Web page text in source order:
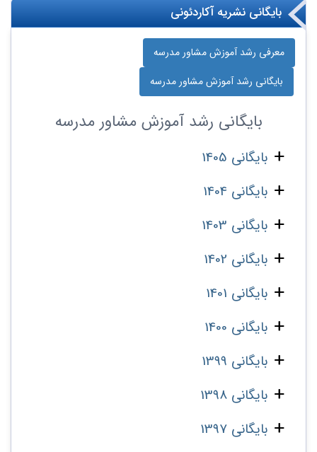
بایگانی نشریه آکاردئونی
معرفی رشد آموزش مشاور مدرسه
بایگانی رشد آموزش مشاور مدرسه
بایگانی رشد آموزش مشاور مدرسه
بایگانی 1405
بایگانی 1404
بایگانی 1403
بایگانی 1402
بایگانی 1401
بایگانی 1400
بایگانی 1399
بایگانی 1398
بایگانی 1397